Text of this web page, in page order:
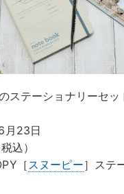
ステーショナリーセ
月23日
込）
［スヌーピー］ステ